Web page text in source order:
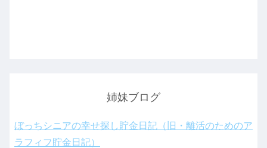
姉妹ブログ
ぼっちシニアの幸せ探し貯金日記（旧・離活のためのア
ラフィフ貯金日記）